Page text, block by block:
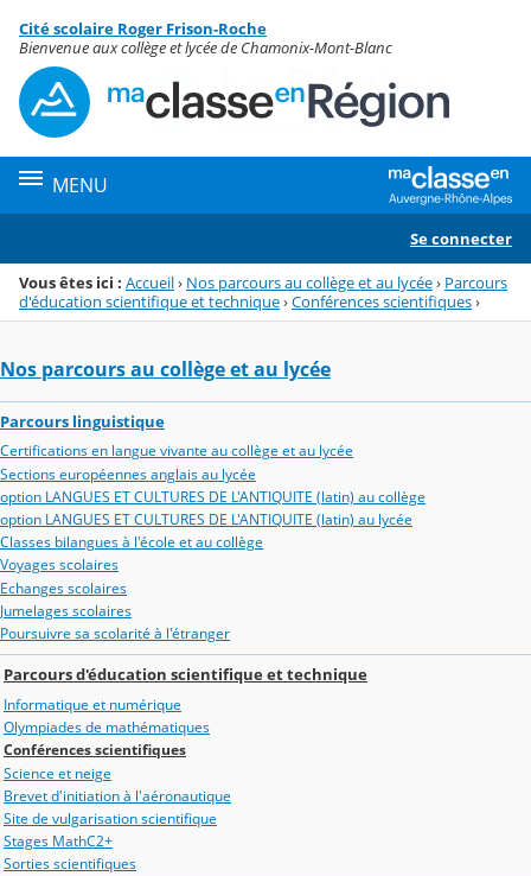
Menu de la rubrique
Contenu
Cité scolaire Roger Frison-Roche
Bienvenue aux collège et lycée de Chamonix-Mont-Blanc
MENU
Se connecter
Vous êtes ici : Accueil› Nos parcours au collège et au lycée› Parcours
d'éducation scientifique et technique›Conférences scientifiques›
Nos parcours au collège et au lycée
Parcours linguistique
Certifications en langue vivante au collège et au lycée
Sections européennes anglais au lycée
option LANGUES ET CULTURES DE L'ANTIQUITE (latin) au collège
option LANGUES ET CULTURES DE L'ANTIQUITE (latin) au lycée
Classes bilangues à l'école et au collège
Voyages scolaires
Echanges scolaires
Jumelages scolaires
Poursuivre sa scolarité à l'étranger
Parcours d'éducation scientifique et technique
Informatique et numérique
Olympiades de mathématiques
Conférences scientifiques
Science et neige
Brevet d'initiation à l'aéronautique
Site de vulgarisation scientifique
Stages MathC2+
Sorties scientifiques